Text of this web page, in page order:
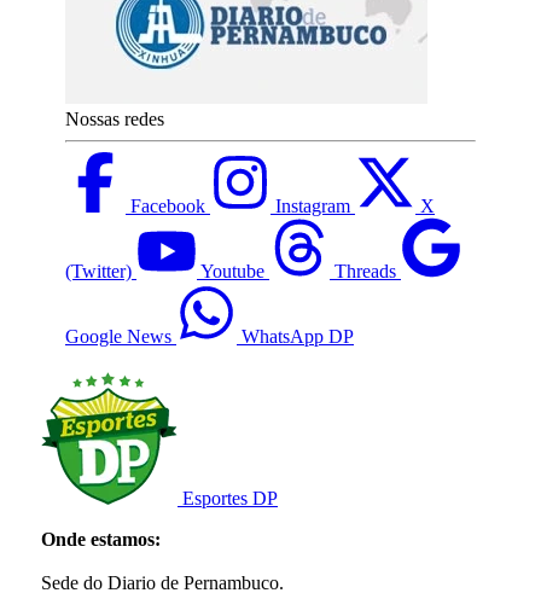
Nossas redes
Facebook Instagram X
(Twitter) Youtube Threads
Google News WhatsApp DP
Esportes DP
Onde estamos:
Sede do Diario de Pernambuco.